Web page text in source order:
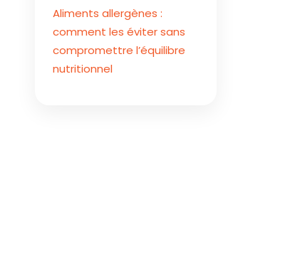
Aliments allergènes :
comment les éviter sans
compromettre l’équilibre
nutritionnel